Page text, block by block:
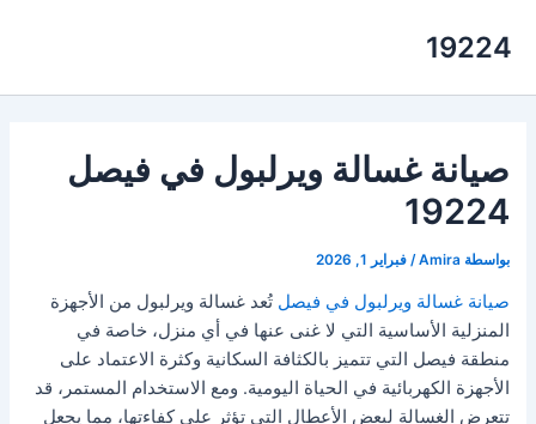
19224
صيانة غسالة ويرلبول في فيصل
19224
بواسطة Amira
/فبراير 1, 2026
صيانة غسالة ويرلبول في فيصل تُعد غسالة ويرلبول من الأجهزة
المنزلية الأساسية التي لا غنى عنها في أي منزل، خاصة في
منطقة فيصل التي تتميز بالكثافة السكانية وكثرة الاعتماد على
الأجهزة الكهربائية في الحياة اليومية. ومع الاستخدام المستمر، قد
تتعرض الغسالة لبعض الأعطال التي تؤثر على كفاءتها، مما يجعل